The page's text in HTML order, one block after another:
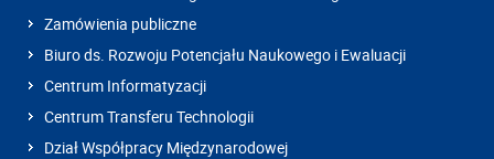
Zamówienia publiczne
Biuro ds. Rozwoju Potencjału Naukowego i Ewaluacji
Centrum Informatyzacji
Centrum Transferu Technologii
Dział Współpracy Międzynarodowej